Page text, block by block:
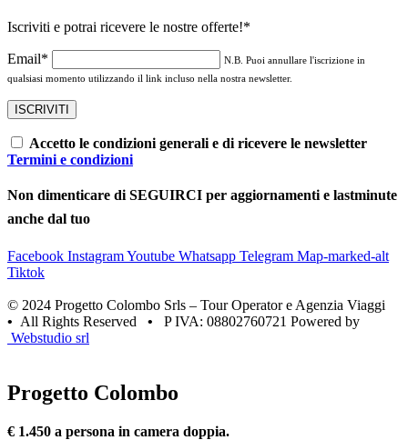
Iscriviti e potrai ricevere le nostre offerte!*
Email*
N.B. Puoi annullare l'iscrizione in
qualsiasi momento utilizzando il link incluso nella nostra newsletter.
Accetto le condizioni generali e di ricevere le newsletter
Termini e condizioni
Non dimenticare di SEGUIRCI per aggiornamenti e lastminute
anche dal tuo
Facebook InstagramYoutube Whatsapp Telegram Map-marked-alt
Tiktok
© 2024 Progetto Colombo Srls – Tour Operator e Agenzia Viaggi
• All Rights Reserved • P IVA: 08802760721 Powered by
Webstudio srl
Progetto Colombo
€ 1.450 a persona in camera doppia.